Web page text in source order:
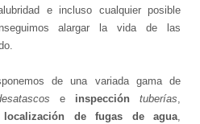
e incluso cualquier posible
alargar la vida de las
de una variada gama de
e inspección tuberías,
localización de fugas de agua,